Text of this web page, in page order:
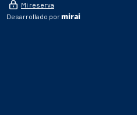
Mi reserva
Desarrollado pormirai